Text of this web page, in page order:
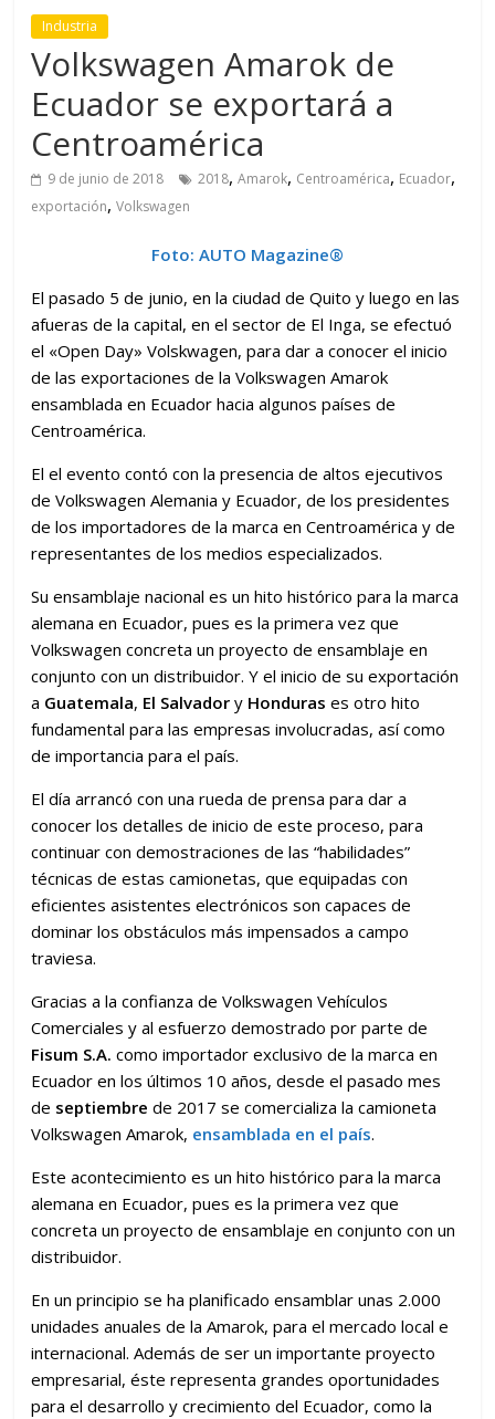
Industria
Volkswagen Amarok de
Ecuador se exportará a
Centroamérica
9 de junio de 2018 2018,Amarok, Centroamérica, Ecuador,
exportación,Volkswagen
Foto: AUTO Magazine®
El pasado 5 de junio, en la ciudad de Quito y luego en las
afueras de la capital, en el sector de El Inga, ​se efectuó
el​ «Open Day» Volskwagen, para dar a conocer el inicio
de las exportaciones de la Volkswagen Amarok
ensamblada en Ecuador hacia algunos países de
Centroamérica.
El el evento contó con la presencia de altos ejecutivos
de Volkswagen Alemania y Ecuador, de los presidentes
de los importadores de la marca en​ Centroamérica y de
representantes de los medios especializados.
Su ensamblaje nacional es un hito histórico para la marca
alemana en Ecuador, pues es la primera vez que
Volkswagen concreta un proyecto de ensamblaje en
conjunto con un distribuidor. Y el inicio de su exportación
a Guatemala, El Salvadory Honduras es otro hito
fundamental para las empresas involucradas, así como
de importancia para el país.
El día arrancó con una rueda de prensa para dar a
conocer los detalles de inicio de este proceso, para
continuar con demostraciones de las “habilidades”
técnicas de estas camionetas, que equipadas con
eficientes asistentes electrónicos son capaces de
dominar los obstáculos más impensados a campo
traviesa.
Gracias a la confianza de Volkswagen Vehículos
Comerciales y al esfuerzo demostrado por parte de
Fisum S.A. como importador exclusivo de la marca en
Ecuador en los últimos 10 años, desde el pasado mes
de septiembrede 2017 se comercializa la camioneta
Volkswagen Amarok, ensamblada en el país.
Este acontecimiento es un hito histórico para la marca
alemana en Ecuador, pues es la primera vez que
concreta un proyecto de ensamblaje en conjunto con un
distribuidor.
En un principio se ha planificado ensamblar unas 2.000
unidades anuales de la Amarok, para el mercado local e
internacional. Además de ser un importante proyecto
empresarial, éste representa grandes oportunidades
para el desarrollo y crecimiento del Ecuador, como la